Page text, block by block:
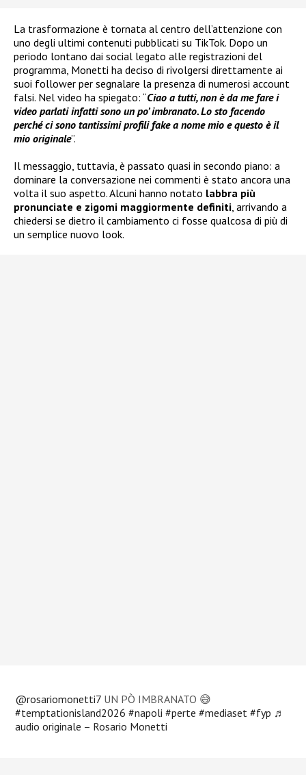
La trasformazione è tornata al centro dell’attenzione con
uno degli ultimi contenuti pubblicati su TikTok. Dopo un
periodo lontano dai social legato alle registrazioni del
programma, Monetti ha deciso di rivolgersi direttamente ai
suoi follower per segnalare la presenza di numerosi account
falsi. Nel video ha spiegato: “Ciao a tutti, non è da me fare i
video parlati infatti sono un po’ imbranato. Lo sto facendo
perché ci sono tantissimi profili fake a nome mio e questo è il
mio originale”.
Il messaggio, tuttavia, è passato quasi in secondo piano: a
dominare la conversazione nei commenti è stato ancora una
volta il suo aspetto. Alcuni hanno notato labbra più
pronunciate e zigomi maggiormente definiti , arrivando a
chiedersi se dietro il cambiamento ci fosse qualcosa di più di
un semplice nuovo look.
@rosariomonetti7 UN PÒ IMBRANATO 😅
#temptationisland2026 #napoli #perte #mediaset #fyp ♬
audio originale – Rosario Monetti